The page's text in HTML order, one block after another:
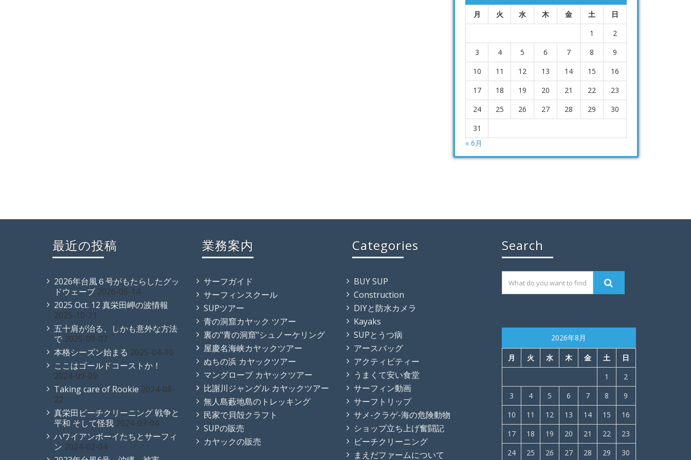
月 火 水 木 金 土
日
1
2
3
4 5 6 7 8
9
10
11 12 13 14 15
16
17
18 19 20 21 22
23
24
25 26 27 28 29
30
31
« 6月
最近の投稿
2026年台風６号がもたらしたグッ
ドウェーブ 2026-06-14
2025 Oct. 12 真栄田岬の波情報
2025-10-21
五十肩が治る、しかも意外な方法
で 2025-09-07
本格シーズン始まる 2025-04-10
ここはゴールドコーストか！
2024-09-09
Taking care of Rookie 2024-08-
22
真栄田ビーチクリーニング 戦争と
平和 そして怪我 2024-03-04
ハワイアンボーイたちとサーフィ
ン 2024-02-04
業務案内
サーフガイド
サーフィンスクール
SUPツアー
青の洞窟カヤック ツアー
裏の"青の洞窟"シュノーケリング
屋慶名海峡カヤックツアー
ぬちの浜 カヤックツアー
マングローブ カヤックツアー
比謝川ジャングル カヤックツアー
無人島藪地島のトレッキング
民家で貝殻クラフト
SUPの販売
カヤックの販売
Categories
BUY SUP
Construction
DIYと防水カメラ
Kayaks
SUPとうつ病
アースバッグ
アクティビティー
うまくて安い食堂
サーフィン動画
サーフトリップ
サメ-クラゲ-海の危険動物
ショップ立ち上げ奮闘記
ビーチクリーニング
まえだファームについて
Search
2026年8月
月 火 水 木 金 土
日
1
2
3
4 5 6 7 8
9
10
11 12 13 14 15
16
17
18 19 20 21 22
23
24
25 26 27 28 29 30